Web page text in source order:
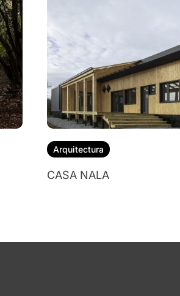
Arquitectura
CASA NALA